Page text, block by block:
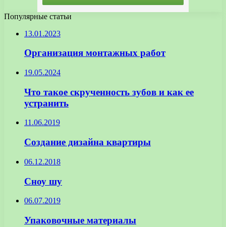
Популярные статьи
13.01.2023
Организация монтажных работ
19.05.2024
Что такое скрученность зубов и как ее
устранить
11.06.2019
Создание дизайна квартиры
06.12.2018
Сноу шу
06.07.2019
Упаковочные материалы